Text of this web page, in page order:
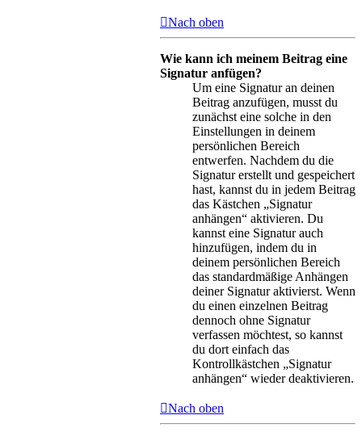
Nach oben
Wie kann ich meinem Beitrag eine
Signatur anfügen?
Um eine Signatur an deinen
Beitrag anzufügen, musst du
zunächst eine solche in den
Einstellungen in deinem
persönlichen Bereich
entwerfen. Nachdem du die
Signatur erstellt und gespeichert
hast, kannst du in jedem Beitrag
das Kästchen „Signatur
anhängen“ aktivieren. Du
kannst eine Signatur auch
hinzufügen, indem du in
deinem persönlichen Bereich
das standardmäßige Anhängen
deiner Signatur aktivierst. Wenn
du einen einzelnen Beitrag
dennoch ohne Signatur
verfassen möchtest, so kannst
du dort einfach das
Kontrollkästchen „Signatur
anhängen“ wieder deaktivieren.
Nach oben